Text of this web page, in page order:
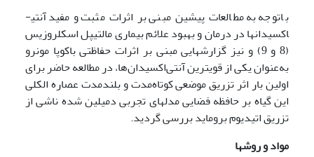
باتوجه به مطالعات پیشین مبنی بر اثرات مثبت و مفید آنتی­­
اکسیدانها در درمان و بهبود علائم بیماری مالتیپل اسکلروزیس
(8 و 9) و نیز گزارش­هایی مبنی بر اثرات حفاظتی باکوپا مونرو
به‌عنوان یکی از قویترین آنتی‌اکسیدان‌ها، در مطالعه حاضر برای
اولین بار اثر تزریق موضعی کوتاه‌مدت و بلند­مدت عصاره الکلی
این گیاه بر حافظه فضایی مدل­های تجربی دمیلین شده ناشی از
تزریق اتیدیوم بروماید بررسی گردید.
مواد و روشها